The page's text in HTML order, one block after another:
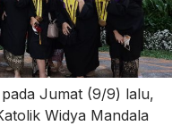
Jumat (9/9) lalu,
Widya Mandala